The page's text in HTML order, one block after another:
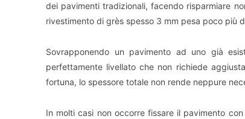
dei pavimenti tradizionali, facendo risparmiare
rivestimento di grès spesso 3 mm pesa poco più
Sovrapponendo un pavimento ad uno già
perfettamente livellato che non richiede
fortuna, lo spessore totale non rende neppure
In molti casi non occorre fissare il pavimento